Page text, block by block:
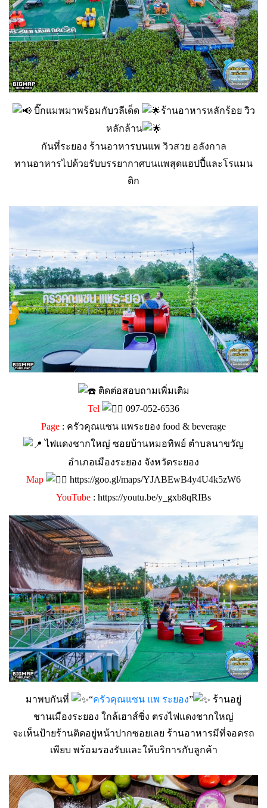
บิ๊กแมพมาพร้อมกับวลีเด็ด
ร้านอาหารหลักร้อย วิว
หลักล้าน
กันที่ระยอง ร้านอาหารบนแพ วิวสวย อลังกาล
ทานอาหารไปด้วยรับบรรยากาศบนแพสุดแฮปปี้และโรแมน
ติก
ติดต่อสอบถามเพิ่มเติม
Tel
097-052-6536
Page : ครัวคุณแซน แพระยอง food & beverage
ไฟแดงชากใหญ่ ซอยบ้านหมอทิพย์ ตำบลนาขวัญ
อำเภอเมืองระยอง จังหวัดระยอง
Map
https://goo.gl/maps/YJABEwB4y4U4k5zW6
YouTube : https://youtu.be/y_gxb8qRIBs
มาพบกันที่ “ครัวคุณแซน แพ ระยอง”
ร้านอยู่
ชานเมืองระยอง ใกล้เฮาส์ซิ่ง ตรงไฟแดงชากใหญ่
จะเห็นป้ายร้านติดอยู่หน้าปากซอยเลย ร้านอาหารมีที่จอดรถ
เพียบ พร้อมรองรับและให้บริการกับลูกค้า